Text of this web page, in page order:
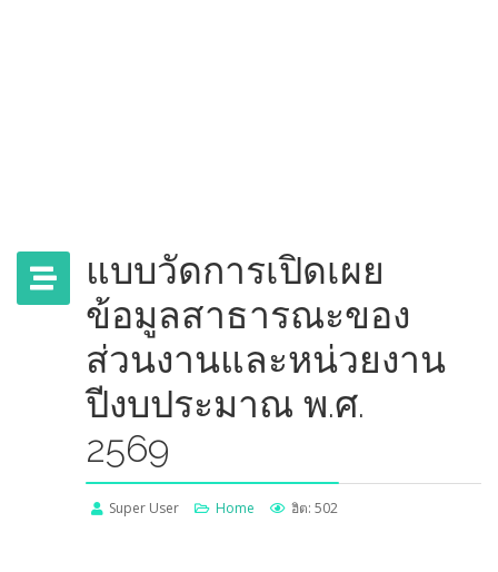
แบบวัดการเปิดเผย
ข้อมูลสาธารณะของ
ส่วนงานและหน่วยงาน
ปีงบประมาณ พ.ศ.
2569
Super User Home ฮิต: 502